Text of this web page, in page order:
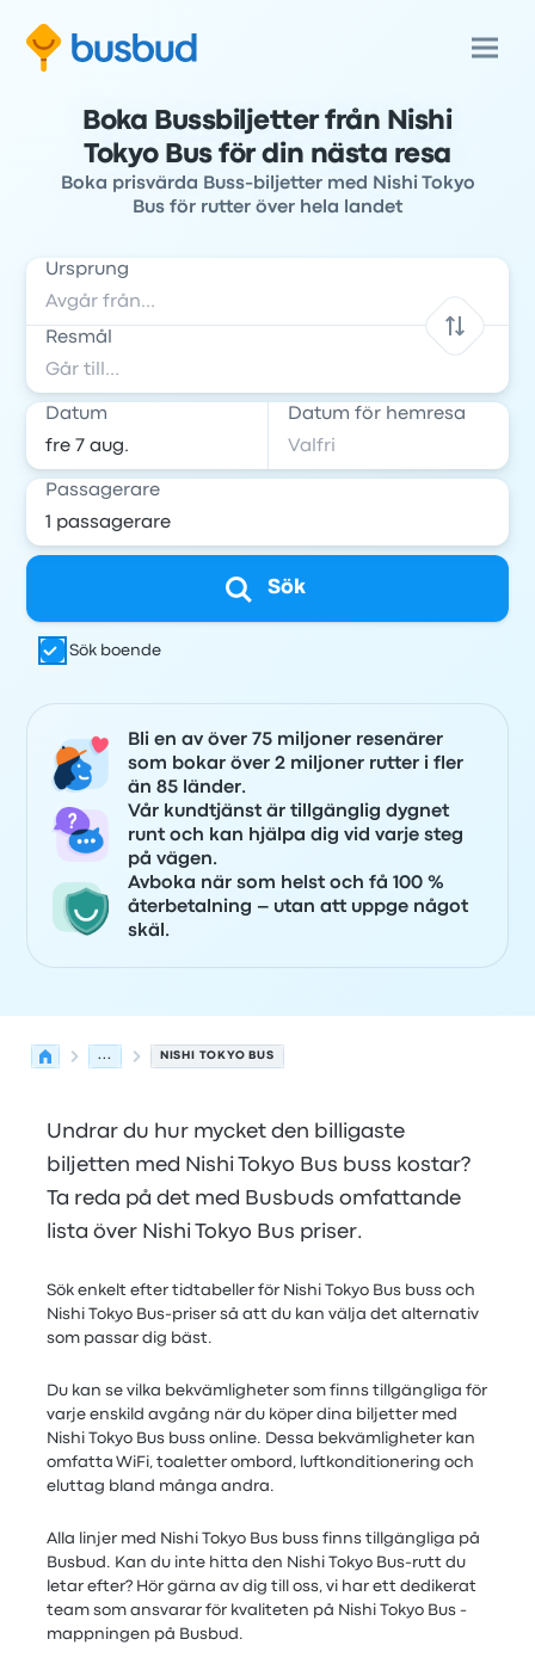
Boka Bussbiljetter från Nishi
Tokyo Bus för din nästa resa
Boka prisvärda Buss-biljetter med Nishi Tokyo
Bus för rutter över hela landet
Ursprung
Resmål
Datum Datum för hemresa
Passagerare
Sök
Sök boende
Bli en av över 75 miljoner resenärer
som bokar över 2 miljoner rutter i fler
än 85 länder.
Vår kundtjänst är tillgänglig dygnet
runt och kan hjälpa dig vid varje steg
på vägen.
Avboka när som helst och få 100 %
återbetalning – utan att uppge något
skäl.
... NISHI TOKYO BUS
Undrar du hur mycket den billigaste
biljetten med Nishi Tokyo Bus buss kostar?
Ta reda på det med Busbuds omfattande
lista över Nishi Tokyo Bus priser.
Sök enkelt efter tidtabeller för Nishi Tokyo Bus buss och
Nishi Tokyo Bus-priser så att du kan välja det alternativ
som passar dig bäst.
Du kan se vilka bekvämligheter som finns tillgängliga för
varje enskild avgång när du köper dina biljetter med
Nishi Tokyo Bus buss online. Dessa bekvämligheter kan
omfatta WiFi, toaletter ombord, luftkonditionering och
eluttag bland många andra.
Alla linjer med Nishi Tokyo Bus buss finns tillgängliga på
Busbud. Kan du inte hitta den Nishi Tokyo Bus-rutt du
letar efter? Hör gärna av dig till oss, vi har ett dedikerat
team som ansvarar för kvaliteten på Nishi Tokyo Bus -
mappningen på Busbud.